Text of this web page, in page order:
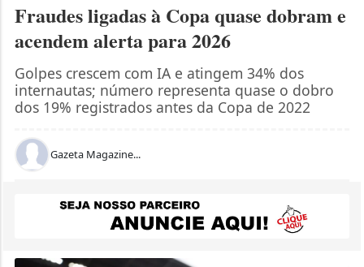
Fraudes ligadas à Copa quase dobram e
acendem alerta para 2026
Golpes crescem com IA e atingem 34% dos
internautas; número representa quase o dobro
dos 19% registrados antes da Copa de 2022
Gazeta Magazine...